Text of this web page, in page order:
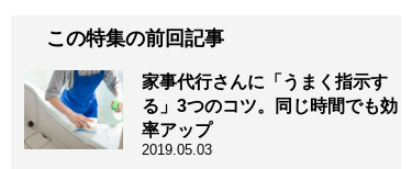
この特集の前回記事
家事代行さんに「うまく指示す
る」3つのコツ。同じ時間でも効
率アップ
2019.05.03